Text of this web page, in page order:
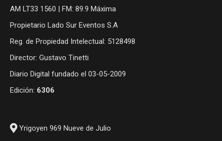
AM LT33 1560 | FM: 89.9 Máxima
Propietario Lado Sur Eventos S.A
Reg. de Propiedad Intelectual: 5128498
Director: Gustavo Tinetti
Diario Digital fundado el 03-05-2009
Edición: 6306
Yrigoyen 969 Nueve de Julio